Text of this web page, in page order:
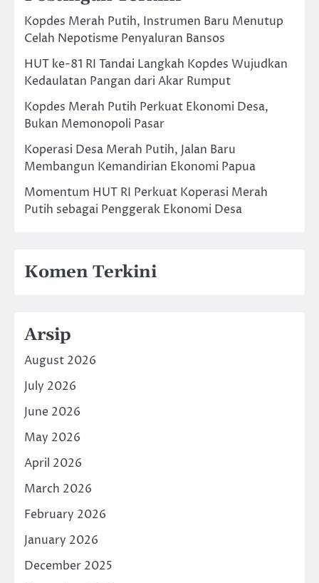
Kopdes Merah Putih, Instrumen Baru Menutup
Celah Nepotisme Penyaluran Bansos
HUT ke-81 RI Tandai Langkah Kopdes Wujudkan
Kedaulatan Pangan dari Akar Rumput
Kopdes Merah Putih Perkuat Ekonomi Desa,
Bukan Memonopoli Pasar
Koperasi Desa Merah Putih, Jalan Baru
Membangun Kemandirian Ekonomi Papua
Momentum HUT RI Perkuat Koperasi Merah
Putih sebagai Penggerak Ekonomi Desa
Komen Terkini
Arsip
August 2026
July 2026
June 2026
May 2026
April 2026
March 2026
February 2026
January 2026
December 2025